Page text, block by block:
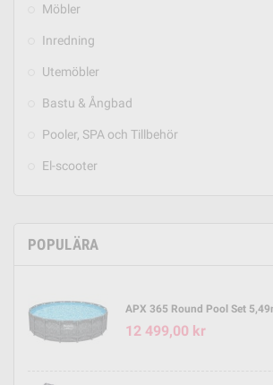
Möbler
Inredning
Utemöbler
Bastu & Ångbad
Pooler, SPA och Tillbehör
El-scooter
POPULÄRA
APX 365 Round Pool Set
12 499,00 kr